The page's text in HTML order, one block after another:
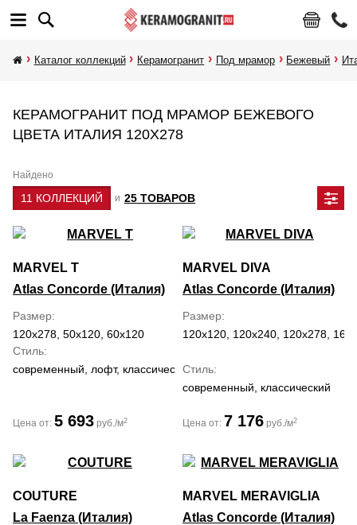
Каталог коллекций Керамогранит Под мрамор Бежевый
КЕРАМОГРАНИТ ПОД МРАМОР БЕЖЕВОГО
ЦВЕТА ИТАЛИЯ 120Х278
Найдено
11 КОЛЛЕКЦИЙ и 25 ТОВАРОВ
MARVEL T
Atlas Concorde (Италия)
Размер
120x278, 50x120, 60x120
Стиль
современный, лофт, классический, средиземноморский
Цена от: 5 693 руб./м2
MARVEL DIVA
Atlas Concorde (Италия)
Размер
120x120, 120x240, 120x278,
Стиль
современный, классический
Цена от: 7 176 руб./м2
COUTURE
La Faenza (Италия)
MARVEL MERAVIGLIA
Atlas Concorde (Италия)